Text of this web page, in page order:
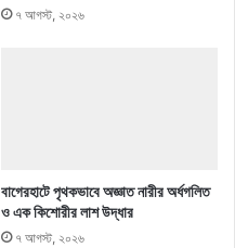
৭ আগস্ট, ২০২৬
বাগেরহাটে পৃথকভাবে অজ্ঞাত নারীর অর্ধগলিত
ও এক কিশোরীর লাশ উদ্ধার
৭ আগস্ট, ২০২৬